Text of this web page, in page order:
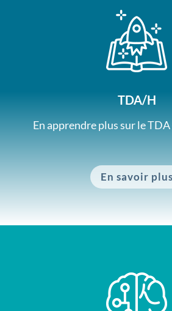
TDA/H
En apprendre plus sur le TDA
En savoir plus